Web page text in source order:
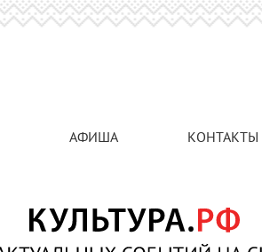
АФИША КОНТАКТЫ